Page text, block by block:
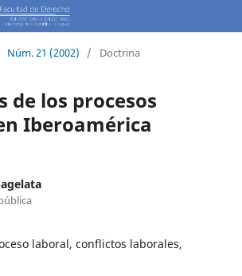
Núm. 21 (2002) / Doctrina
de los procesos
Iberoamérica
laboral, conflictos laborales,